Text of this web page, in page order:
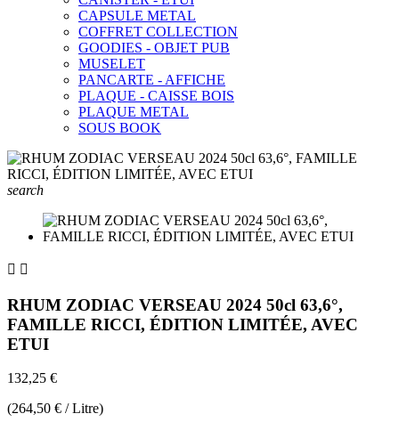
CAPSULE METAL
COFFRET COLLECTION
GOODIES - OBJET PUB
MUSELET
PANCARTE - AFFICHE
PLAQUE - CAISSE BOIS
PLAQUE METAL
SOUS BOOK
search
 
RHUM ZODIAC VERSEAU 2024 50cl 63,6°,
FAMILLE RICCI, ÉDITION LIMITÉE, AVEC
ETUI
132,25 €
(264,50 € / Litre)